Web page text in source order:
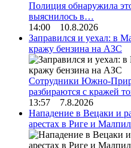
Полиция обнаружила
выяснилось в…
14:00 10.8.2026
Заправился и уехал: в
кражу бензина на АЗС
Сотрудники Южно-
разбираются с кражей
13:57 7.8.2026
Нападение в Вецаки и
арестах в Риге и